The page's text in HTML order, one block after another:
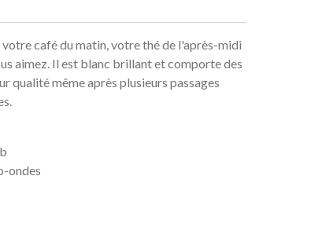
café du matin, votre thé de l'après-midi
aimez. Il est blanc brillant et comporte des
qualité même après plusieurs passages
ondes